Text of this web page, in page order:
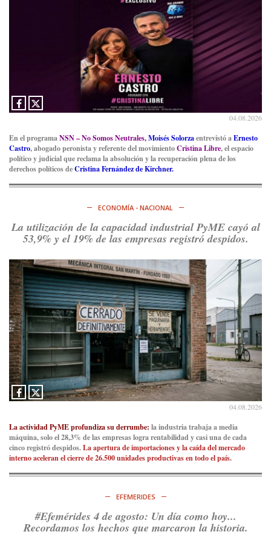
Ver en X
04.08.2026
En el programaNSN – No Somos Neutrales,Moisés Solorzaentrevistó aErnesto
Castro, abogado peronista y referente del movimientoCristina Libre, el espacio
político y judicial que reclama la absolución y la recuperación plena de los
derechos políticos deCristina Fernández de Kirchner.
ECONOMÍA - NACIONAL
La utilización de la capacidad industrial PyME cayó al
53,9% y el 19% de las empresas registró despidos.
04.08.2026
La actividad PyME profundiza su derrumbe: la industria trabaja a media
máquina, solo el 28,3% de las empresas logra rentabilidad y casi una de cada
cinco registró despidos.La apertura de importaciones y la caída del mercado
interno aceleran el cierre de 26.500 unidades productivas en todo el país.
EFEMERIDES
#Efemérides 4 de agosto: Un día como hoy...
Recordamos los hechos que marcaron la historia.